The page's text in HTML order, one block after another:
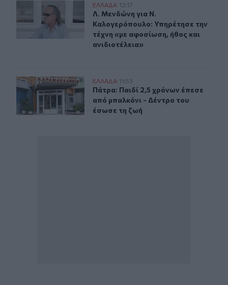
Λ. Μενδώνη για Ν. Καλογερόπουλο: Υπηρέτησε την
ΕΛΛAΔΑ 12:17
Λ. Μενδώνη για Ν. Καλογερόπουλο:
Λ. Μενδώνη για Ν.
Καλογερόπουλο: Υπηρέτησε την
τέχνη «με αφοσίωση, ήθος και
ανιδιοτέλεια»
Πάτρα: Παιδί 2,5 χρόνων έπεσε από μπαλκόνι - Δέντρο
ΕΛΛAΔΑ 11:53
Πάτρα: Παιδί 2,5 χρόνων έπεσε
Πάτρα: Παιδί 2,5 χρόνων έπεσε
από μπαλκόνι - Δέντρο του
έσωσε τη ζωή